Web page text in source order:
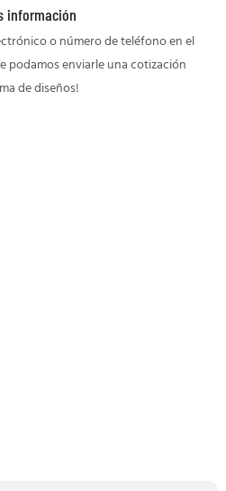
información
o número de teléfono en el
enviarle una cotización
de diseños!